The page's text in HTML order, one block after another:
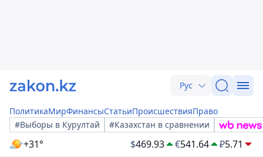
Рус
ПолитикаМирФинансыСтатьиПроисшествияПраво
#Выборы в Курултай
#Казахстан в сравнении
+31° $469.93 €541.64 ₽5.71